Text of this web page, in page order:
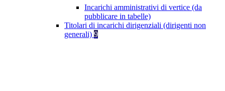
Incarichi amministrativi di vertice (da
pubblicare in tabelle)
Titolari di incarichi dirigenziali (dirigenti non
generali) 9